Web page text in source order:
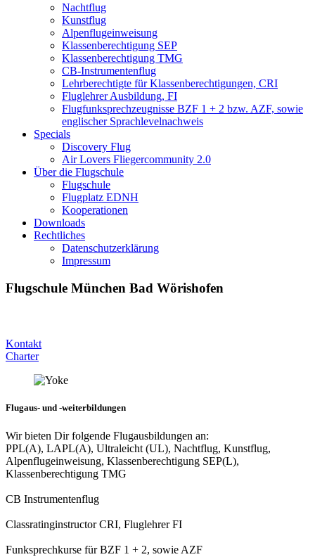
Nachtflug
Kunstflug
Alpenflugeinweisung
Klassenberechtigung SEP
Klassenberechtigung TMG
CB-Instrumentenflug
Lehrberechtigte für Klassenberechtigungen, CRI
Fluglehrer Ausbildung, FI
Flugfunksprechzeugnisse BZF 1 + 2 bzw. AZF, sowie
englischer Sprachlevelnachweis
Specials
Discovery Flug
Air Lovers Fliegercommunity 2.0
Über die Flugschule
Flugschule
Flugplatz EDNH
Kooperationen
Downloads
Rechtliches
Datenschutzerklärung
Impressum
Flugschule München Bad Wörishofen
Kontakt
Charter
Flugaus- und -weiterbildungen
Wir bieten Dir folgende Flugausbildungen an:
PPL(A), LAPL(A), Ultraleicht (UL), Nachtflug, Kunstflug,
Alpenflugeinweisung, Klassenberechtigung SEP(L),
Klassenberechtigung TMG
CB Instrumentenflug
Classratinginstructor CRI, Fluglehrer FI
Funksprechkurse für BZF 1 + 2, sowie AZF